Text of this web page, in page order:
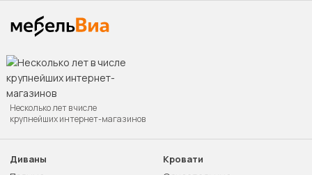
Несколько лет в числе
крупнейших интернет-магазинов
Диваны
Кровати